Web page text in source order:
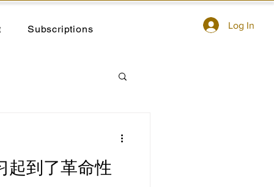
Subscriptions Log In
起到了革命性